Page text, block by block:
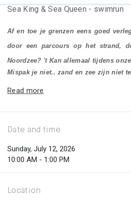
Sea King & Sea Queen - swimrun
Af en toe je grenzen eens goed
door een parcours op het strand,
Noordzee? 't Kan allemaal tijdens
Mispak je niet.. zand en zee zijn niet
Read more
Date and time
Sunday, July 12, 2026
10:00 AM - 1:00 PM
Location